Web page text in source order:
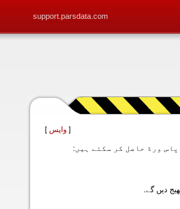
support.parsdata.com
[ واپس ]